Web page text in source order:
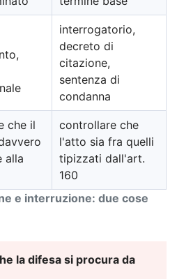
e interruzione: due cose
interrogatorio,
decreto di
citazione,
sentenza di
condanna
che il
alla
controllare che
l'atto sia fra quelli
tipizzati dall'art.
160
la difesa si procura da